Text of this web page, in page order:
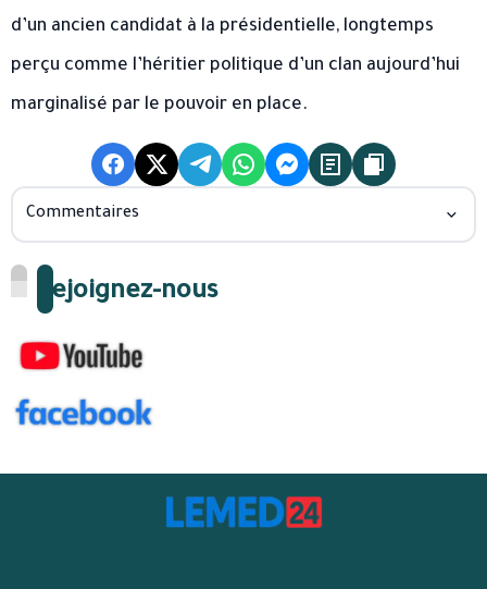
d’un ancien candidat à la présidentielle, longtemps
perçu comme l’héritier politique d’un clan aujourd’hui
marginalisé par le pouvoir en place.
Commentaires
Rejoignez-nous